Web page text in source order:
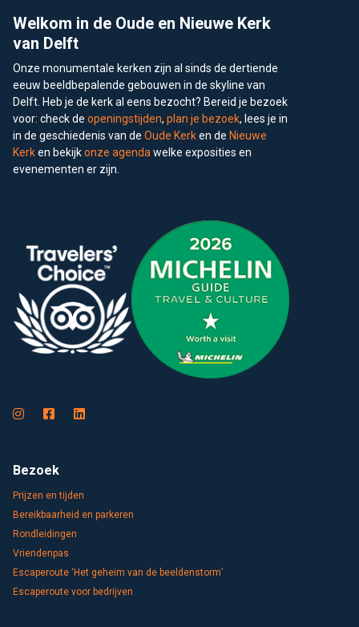
Welkom in de Oude en Nieuwe Kerk
van Delft
Onze monumentale kerken zijn al sinds de dertiende
eeuw beeldbepalende gebouwen in de skyline van
Delft. Heb je de kerk al eens bezocht? Bereid je bezoek
voor: check de openingstijden, plan je bezoek, lees je in
in de geschiedenis van de Oude Kerken de Nieuwe
Kerken bekijkonze agenda welke exposities en
evenementen er zijn.
Bezoek
Prijzen en tijden
Bereikbaarheid en parkeren
Rondleidingen
Vriendenpas
Escaperoute ‘Het geheim van de beeldenstorm’
Escaperoute voor bedrijven